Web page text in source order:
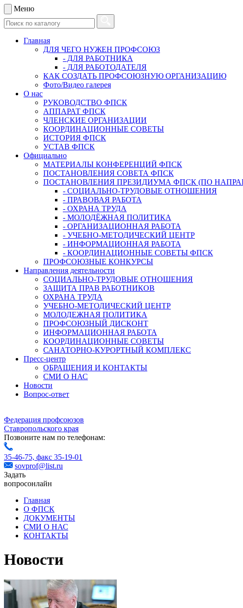
Меню
Главная
ДЛЯ ЧЕГО НУЖЕН ПРОФСОЮЗ
- ДЛЯ РАБОТНИКА
- ДЛЯ РАБОТОДАТЕЛЯ
КАК СОЗДАТЬ ПРОФСОЮЗНУЮ ОРГАНИЗАЦИЮ
Фото/Видео галерея
О нас
РУКОВОДСТВО ФПСК
АППАРАТ ФПСК
ЧЛЕНСКИЕ ОРГАНИЗАЦИИ
КООРДИНАЦИОННЫЕ СОВЕТЫ
ИСТОРИЯ ФПСК
УСТАВ ФПСК
Официально
МАТЕРИАЛЫ КОНФЕРЕНЦИЙ ФПСК
ПОСТАНОВЛЕНИЯ СОВЕТА ФПСК
ПОСТАНОВЛЕНИЯ ПРЕЗИДИУМА ФПСК (ПО
- СОЦИАЛЬНО-ТРУДОВЫЕ ОТНОШЕНИЯ
- ПРАВОВАЯ РАБОТА
- ОХРАНА ТРУДА
- МОЛОДЁЖНАЯ ПОЛИТИКА
- ОРГАНИЗАЦИОННАЯ РАБОТА
- УЧЕБНО-МЕТОДИЧЕСКИЙ ЦЕНТР
- ИНФОРМАЦИОННАЯ РАБОТА
- КООРДИНАЦИОННЫЕ СОВЕТЫ ФПСК
ПРОФСОЮЗНЫЕ КОНКУРСЫ
Направления деятельности
СОЦИАЛЬНО-ТРУДОВЫЕ ОТНОШЕНИЯ
ЗАЩИТА ПРАВ РАБОТНИКОВ
ОХРАНА ТРУДА
УЧЕБНО-МЕТОДИЧЕСКИЙ ЦЕНТР
МОЛОДЕЖНАЯ ПОЛИТИКА
ПРОФСОЮЗНЫЙ ДИСКОНТ
ИНФОРМАЦИОННАЯ РАБОТА
КООРДИНАЦИОННЫЕ СОВЕТЫ
САНАТОРНО-КУРОРТНЫЙ КОМПЛЕКС
Пресс-центр
ОБРАЩЕНИЯ И КОНТАКТЫ
СМИ О НАС
Новости
Вопрос-ответ
Федерация профсоюзов
Ставропольского края
Позвоните нам по телефонам:
35-46-75, факс 35-19-01
sovprof@list.ru
Задать
вопросонлайн
Главная
О ФПСК
ДОКУМЕНТЫ
СМИ О НАС
КОНТАКТЫ
Новости